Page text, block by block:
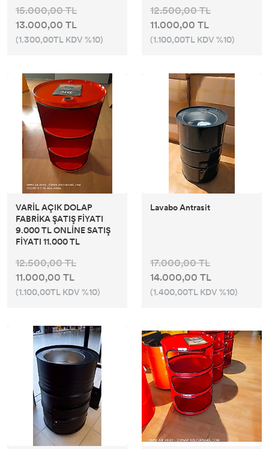
15.000,00 TL
13.000,00 TL
(1.300,00TL KDV %10)
12.500,00 TL
11.000,00 TL
(1.100,00TL KDV %10)
VARİL AÇIK DOLAP
FABRİKA ŞATIŞ FİYATI
9.000 TL ONLİNE SATIŞ
FİYATI 11.000 TL
12.500,00 TL
11.000,00 TL
(1.100,00TL KDV %10)
Lavabo Antrasit
17.000,00 TL
14.000,00 TL
(1.400,00TL KDV %10)